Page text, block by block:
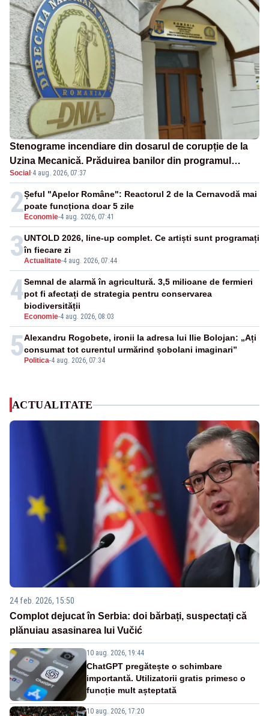
Stenograme incendiare din dosarul de corupție de la
Uzina Mecanică. Prăduirea banilor din programul
SAFE, interceptată de DNA
Social ·4 aug. 2026, 07:37
2 Economie-4 aug. 2026, 07:41
Șeful "Apelor Române": Reactorul 2 de la Cernavodă mai
poate funcționa doar 5 zile
3Actualitate-4 aug. 2026, 07:44
UNTOLD 2026, line-up complet. Ce artiști sunt programați
în fiecare zi
4
Economie-4 aug. 2026, 08:03
Semnal de alarmă în agricultură. 3,5 milioane de fermieri
pot fi afectați de strategia pentru conservarea
biodiversității
5 Politica-4 aug. 2026, 07:34
Alexandru Rogobete, ironii la adresa lui Ilie Bolojan: „Ați
consumat tot curentul urmărind șobolani imaginari”
ACTUALITATE
24 feb. 2026, 15:50
Complot dejucat în Serbia: doi bărbați, suspectați că
plănuiau asasinarea lui Vučić
10 aug. 2026, 19:44
ChatGPT pregătește o schimbare
importantă. Utilizatorii gratis primesc o
funcție mult așteptată
10 aug. 2026, 17:20